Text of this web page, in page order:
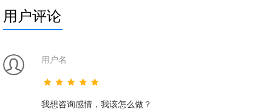
用户评论
用户名
我想咨询感情，我该怎么做？